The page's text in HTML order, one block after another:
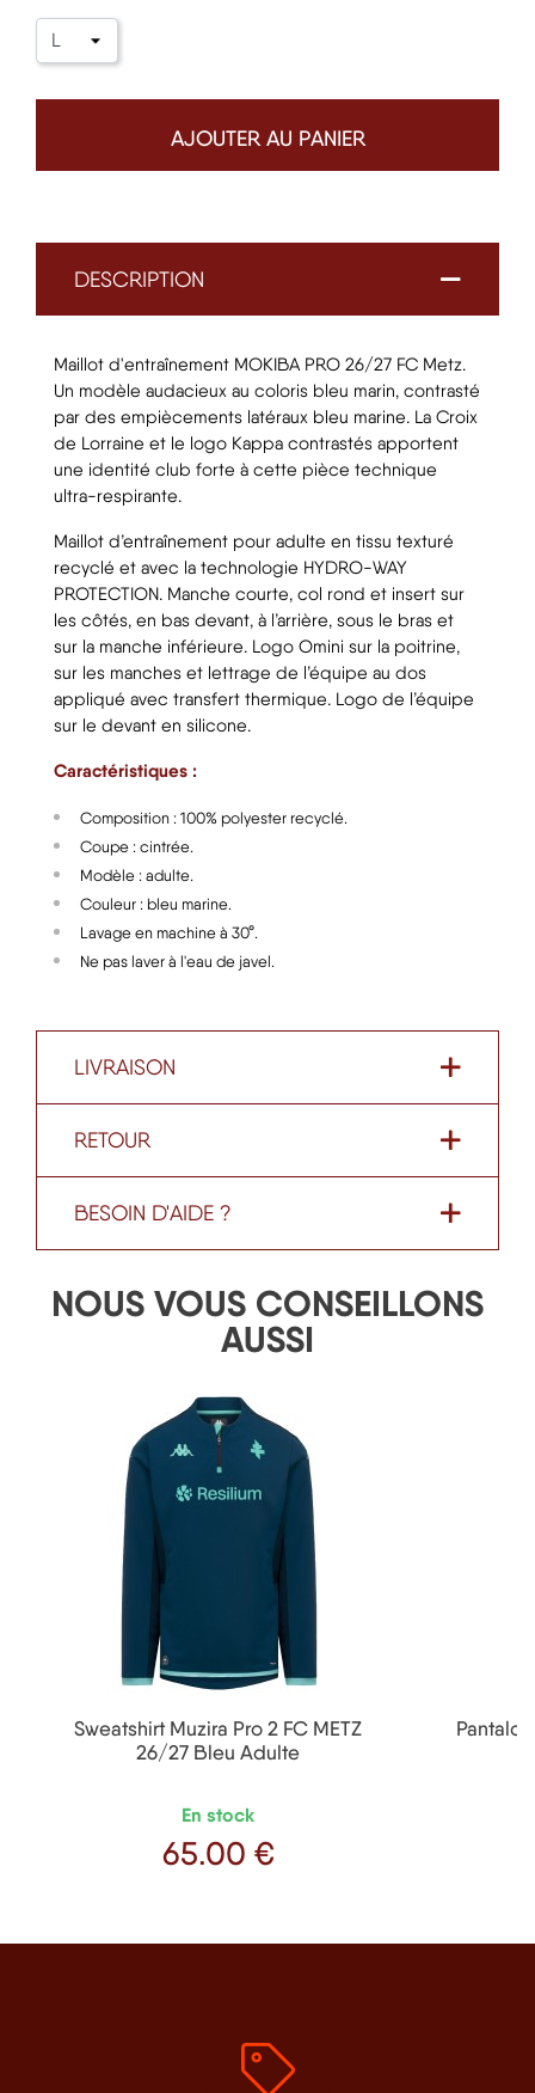
AJOUTER AU PANIER
DESCRIPTION
Maillot d'entraînement MOKIBA PRO 26/27 FC Metz.
Un modèle audacieux au coloris bleu marin, contrasté
par des empiècements latéraux bleu marine. La Croix
de Lorraine et le logo Kappa contrastés apportent
une identité club forte à cette pièce technique
ultra-respirante.
Maillot d’entraînement pour adulte en tissu texturé
recyclé et avec la technologie HYDRO-WAY
PROTECTION. Manche courte, col rond et insert sur
les côtés, en bas devant, à l’arrière, sous le bras et
sur la manche inférieure. Logo Omini sur la poitrine,
sur les manches et lettrage de l’équipe au dos
appliqué avec transfert thermique. Logo de l’équipe
sur le devant en silicone.
Caractéristiques :
Composition : 100% polyester recyclé.
Coupe : cintrée.
Modèle : adulte.
Couleur : bleu marine.
Lavage en machine à 30°.
Ne pas laver à l'eau de javel.
LIVRAISON
RETOUR
BESOIN D'AIDE ?
NOUS VOUS CONSEILLONS
AUSSI
Sweatshirt Muzira Pro 2 FC METZ
26/27 Bleu Adulte
En stock
Prix
65.00 €